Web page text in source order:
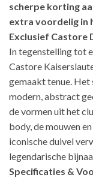
scherpe korting
extra voordelig in
Exclusief Castore
In tegenstelling tot
Castore
gemaakt tenue. Het
modern, abstract
de vormen uit het
body, de mouwen
iconische duivel
legendarische
Specificaties &